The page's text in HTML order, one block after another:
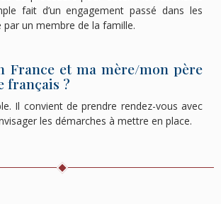
fait d’un engagement passé dans les
un membre de la famille.
France et ma mère/mon père
français ?
Il convient de prendre rendez-vous avec
les démarches à mettre en place.